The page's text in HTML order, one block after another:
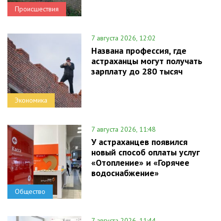
Происшествия
Экономика
7 августа 2026, 12:02
Названа профессия, где
астраханцы могут получать
зарплату до 280 тысяч
Общество
7 августа 2026, 11:48
У астраханцев появился
новый способ оплаты услуг
«Отопление» и «Горячее
водоснабжение»